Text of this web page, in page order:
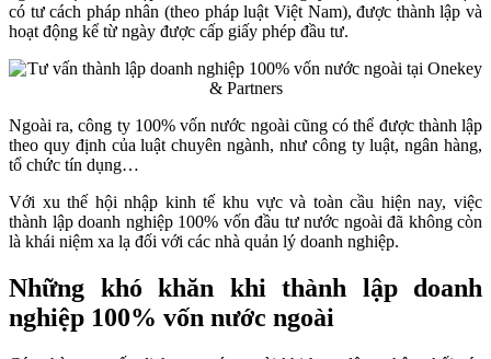
có tư cách pháp nhân (theo pháp luật Việt Nam), được thành lập và
hoạt động kể từ ngày được cấp giấy phép đầu tư.
Ngoài ra, công ty 100% vốn nước ngoài cũng có thể được thành lập
theo quy định của luật chuyên ngành, như công ty luật, ngân hàng,
tổ chức tín dụng…
Với xu thế hội nhập kinh tế khu vực và toàn cầu hiện nay, việc
thành lập doanh nghiệp 100% vốn đầu tư nước ngoài đã không còn
là khái niệm xa lạ đối với các nhà quản lý doanh nghiệp.
Những khó khăn khi thành lập doanh
nghiệp 100% vốn nước ngoài